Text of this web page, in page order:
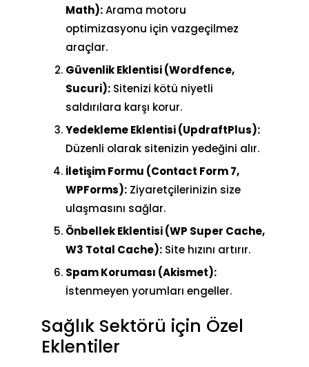
Math):Arama motoru
optimizasyonu için vazgeçilmez
araçlar.
Güvenlik Eklentisi (Wordfence,
Sucuri): Sitenizi kötü niyetli
saldırılara karşı korur.
Yedekleme Eklentisi (UpdraftPlus):
Düzenli olarak sitenizin yedeğini alır.
İletişim Formu (Contact Form 7,
WPForms): Ziyaretçilerinizin size
ulaşmasını sağlar.
Önbellek Eklentisi (WP Super Cache,
W3 Total Cache): Site hızını artırır.
Spam Koruması (Akismet):
İstenmeyen yorumları engeller.
Sağlık Sektörü için Özel
Eklentiler